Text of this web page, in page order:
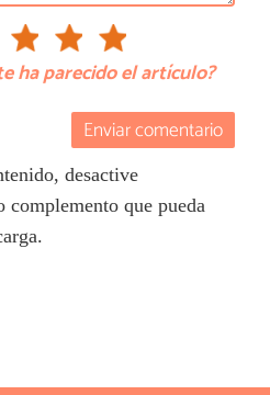
ha parecido el artículo?
Enviar comentario
desactive
complemento que pueda